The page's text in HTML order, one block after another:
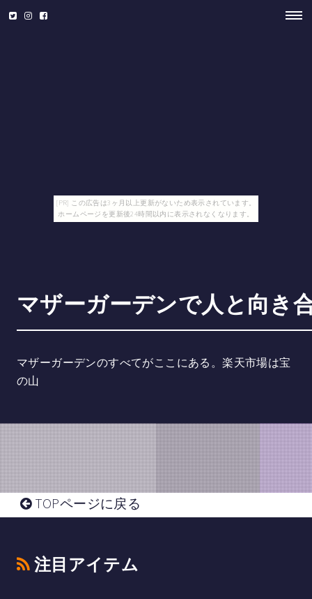
[PR] この広告は3ヶ月以上更新がないため表示されています。
ホームページを更新後24時間以内に表示されなくなります。
マザーガーデンで人と向き
マザーガーデンのすべてがここにある。楽天市場は宝
の山
TOPページに戻る
注目アイテム